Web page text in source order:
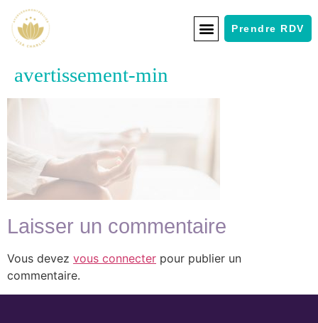
Prendre RDV
avertissement-min
Laisser un commentaire
Vous devez vous connecter pour publier un
commentaire.